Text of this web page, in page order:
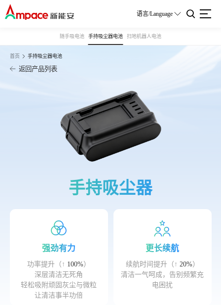
语言/Language
随手吸电池 手持吸尘器电池 扫地机器人电池
首页 手持吸尘器电池
返回产品列表
手持吸尘器
强劲有力
功率提升（↑ 100%）
深层清洁无死角
轻松吸附顽固灰尘与微粒
让清洁事半功倍
更长续航
续航时间提升（↑ 20%）
清洁一气呵成，告别频繁充
电困扰